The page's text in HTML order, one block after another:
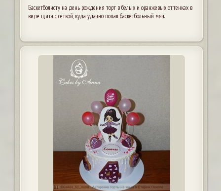
Баскетболисту на день рождения торт в белых и оранжевых оттенках в
виде щита с сеткой, куда удачно попал баскетбольный мяч.